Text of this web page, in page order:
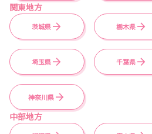
関東地方
茨城県 栃木県
埼玉県 千葉県
神奈川県
中部地方